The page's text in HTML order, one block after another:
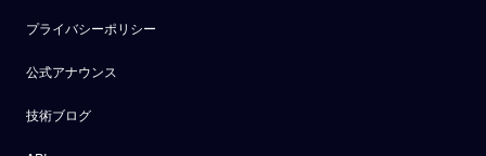
プライバシーポリシー
公式アナウンス
技術ブログ